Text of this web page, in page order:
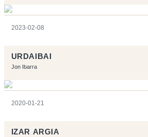
2023-02-08
URDAIBAI
Jon Ibarra
2020-01-21
IZAR ARGIA